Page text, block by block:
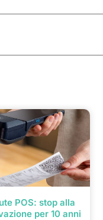
POS: stop alla
per 10 anni